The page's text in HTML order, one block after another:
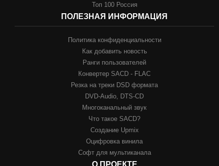
Топ 100 Россия
ПОЛЕЗНАЯ ИНФОРМАЦИЯ
Политика конфиденциальности
Как добавить новость
Ранги пользователей
Конвертер SACD - FLAC
Резка на треки DSD формата
DVD-Audio, DTS-CD
Многоканальный звук
Что такое SACD?
Создание Upmix
Оцифровка винила
Софт для мультиканала
О ПРОЕКТЕ